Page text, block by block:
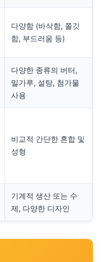
다양함 (바삭함, 쫄깃
함, 부드러움 등)
다양한 종류의 버터,
밀가루, 설탕, 첨가물
사용
비교적 간단한 혼합 및
성형
기계적 생산 또는 수
제, 다양한 디자인